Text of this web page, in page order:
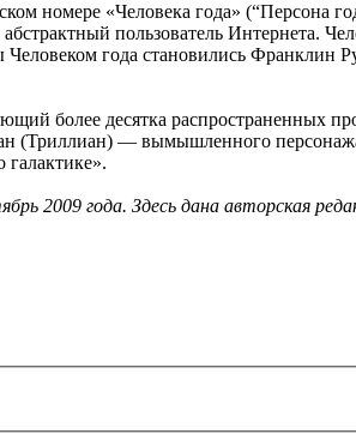
номере «Человека года» (“Персона
пользователь Интернета.
года становились Франклин
более десятка распространенных
(Триллиан) — вымышленного
2009 года. Здесь дана авторская